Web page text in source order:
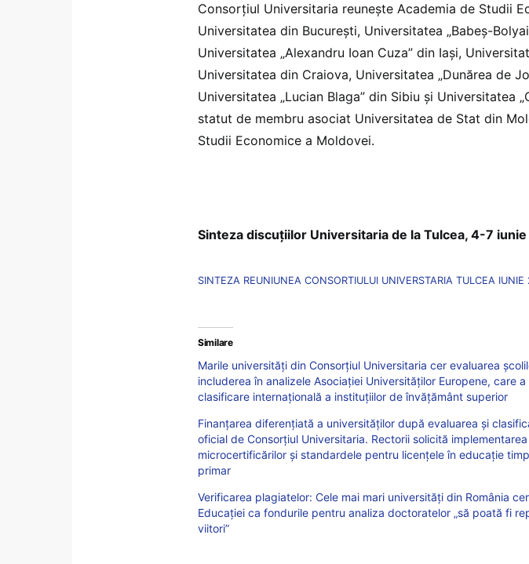
Consorțiul Universitaria reunește Academia de Studii
Universitatea din București, Universitatea „Babeș-
Universitatea „Alexandru Ioan Cuza” din Iași,
Universitatea din Craiova, Universitatea „Dunărea de
Universitatea „Lucian Blaga” din Sibiu și Universitatea
statut de membru asociat Universitatea de Stat din
Studii Economice a Moldovei.
Sinteza discuțiilor Universitaria de la Tulcea, 4-7
SINTEZA REUNIUNEA CONSORTIULUI UNIVERSTARIA TULCEA
Similare
Marile universități din Consorțiul Universitaria cer evaluarea
includerea în analizele Asociației Universităților Europene, care
clasificare internațională a instituțiilor de învățământ superior
Finanțarea diferențiată a universităților după evaluarea și
oficial de Consorțiul Universitaria. Rectorii solicită
microcertificărilor și standardele pentru licențele în educație
primar
Verificarea plagiatelor: Cele mai mari universități din România
Educației ca fondurile pentru analiza doctoratelor „să poată fi
viitori”